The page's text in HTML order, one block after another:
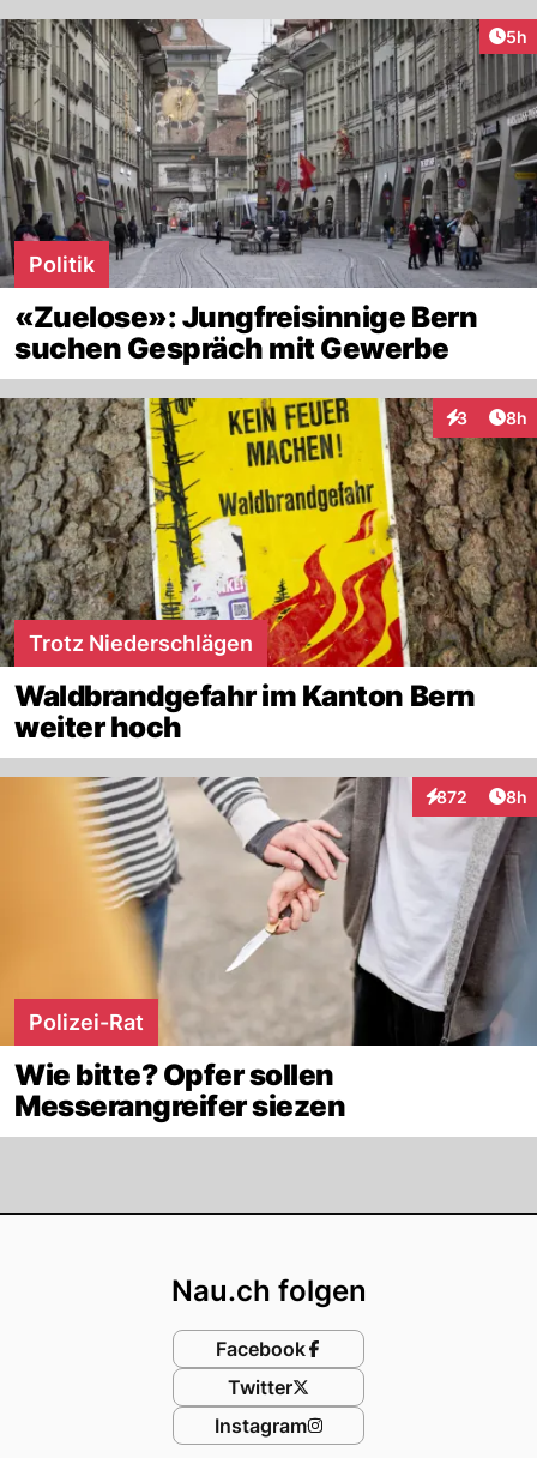
5h
Politik
«Zuelose»: Jungfreisinnige Bern
suchen Gespräch mit Gewerbe
3 8h
Trotz Niederschlägen
Waldbrandgefahr im Kanton Bern
weiter hoch
872
Interaktionen
8h
Polizei-Rat
Wie bitte? Opfer sollen
Messerangreifer siezen
Nau.ch folgen
Facebook
Twitter
Instagram